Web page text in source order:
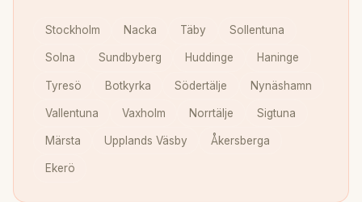
Stockholm Nacka Täby Sollentuna
Solna Sundbyberg Huddinge Haninge
Tyresö Botkyrka Södertälje Nynäshamn
Vallentuna Vaxholm Norrtälje Sigtuna
Märsta Upplands Väsby Åkersberga
Ekerö